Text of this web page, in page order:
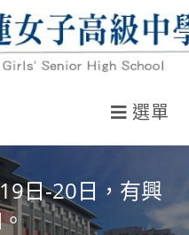
選單
日-20日，有興